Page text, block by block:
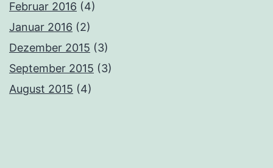
Februar 2016 (4)
Januar 2016 (2)
Dezember 2015 (3)
September 2015 (3)
August 2015 (4)